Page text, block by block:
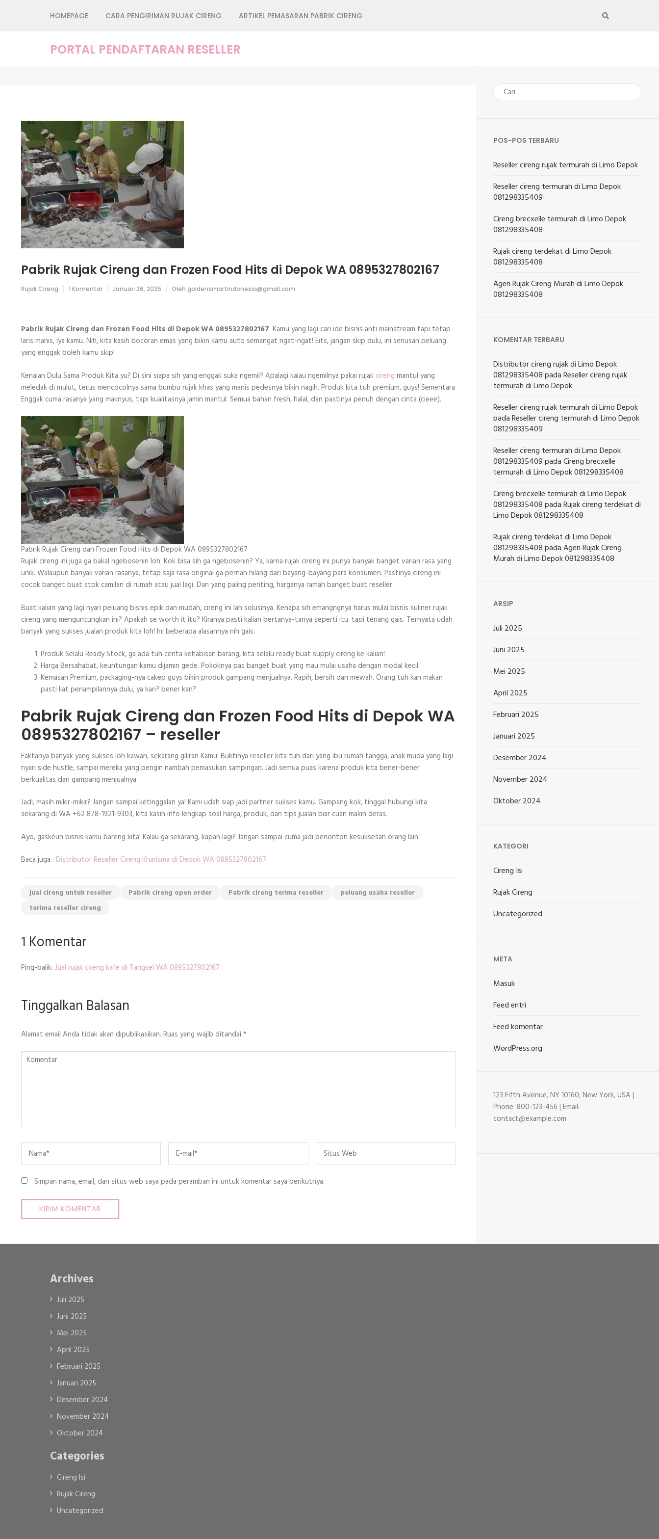
HOMEPAGE CARA PENGIRIMAN RUJAK CIRENG ARTIKEL PEMASARAN PABRIK CIRENG
PORTAL PENDAFTARAN RESELLER
Pabrik Rujak Cireng dan Frozen Food Hits di Depok WA 0895327802167
Rujak Cireng 1 Komentarpada
Frozen
Food
Hits
Depok
Januari 26, 2025 Oleh goldensmartindonesia@gmail.com
Pabrik Rujak Cireng dan Frozen Food Hits di Depok WA 0895327802167. Kamu yang lagi cari ide bisnis anti mainstream tapi tetap
laris manis, iya kamu. Nih, kita kasih bocoran emas yang bikin kamu auto semangat ngat-ngat! Eits, jangan skip dulu, ini seriusan peluang
yang enggak boleh kamu skip!
Kenalan Dulu Sama Produk Kita yu? Di sini siapa sih yang enggak suka ngemil? Apalagi kalau ngemilnya pakai rujak cireng mantul yang
meledak di mulut, terus mencocolnya sama bumbu rujak khas yang manis pedesnya bikin nagih. Produk kita tuh premium, guys! Sementara
Enggak cuma rasanya yang maknyus, tapi kualitasnya jamin mantul. Semua bahan fresh, halal, dan pastinya penuh dengan cinta (cieee).
Pabrik Rujak Cireng dan Frozen Food Hits di Depok WA 0895327802167
Rujak cireng ini juga ga bakal ngebosenin loh. Kok bisa sih ga ngebosenin? Ya, karna rujak cireng ini punya banyak banget varian rasa yang
unik. Walaupun banyak varian rasanya, tetap saja rasa original ga pernah hilang dari bayang-bayang para konsumen. Pastinya cireng ini
cocok banget buat stok camilan di rumah atau jual lagi. Dan yang paling penting, harganya ramah banget buat reseller.
Buat kalian yang lagi nyari peluang bisnis epik dan mudah, cireng ini lah solusinya. Kenapa sih emangngnya harus mulai bisnis kuliner rujak
cireng yang menguntungkan ini? Apakah se worth it itu? Kiranya pasti kalian bertanya-tanya seperti itu. tapi tenang gais. Ternyata udah
banyak yang sukses jualan produk kita loh! Ini beberapa alasannya nih gais:
Produk Selalu Ready Stock, ga ada tuh cerita kehabisan barang, kita selalu ready buat supply cireng ke kalian!
Harga Bersahabat, keuntungan kamu dijamin gede. Pokoknya pas banget buat yang mau mulai usaha dengan modal kecil.
Kemasan Premium, packaging-nya cakep guys bikin produk gampang menjualnya. Rapih, bersih dan mewah. Orang tuh kan makan
pasti liat penampilannya dulu, ya kan? bener kan?
Pabrik Rujak Cireng dan Frozen Food Hits di Depok WA
0895327802167 – reseller
Faktanya banyak yang sukses loh kawan, sekarang giliran Kamu! Buktinya reseller kita tuh dari yang ibu rumah tangga, anak muda yang lagi
nyari side hustle, sampai mereka yang pengin nambah pemasukan sampingan. Jadi semua puas karena produk kita bener-bener
berkualitas dan gampang menjualnya.
Jadi, masih mikir-mikir? Jangan sampai ketinggalan ya! Kami udah siap jadi partner sukses kamu. Gampang kok, tinggal hubungi kita
sekarang di WA +62 878-1921-9303, kita kasih info lengkap soal harga, produk, dan tips jualan biar cuan makin deras.
Ayo, gaskeun bisnis kamu bareng kita! Kalau ga sekarang, kapan lagi? Jangan sampai cuma jadi penonton kesuksesan orang lain.
Baca juga : Distributor Reseller Cireng Kharisma di Depok WA 0895327802167
jual cireng untuk reseller Pabrik cireng open order Pabrik cireng terima reseller
peluang usaha reseller
terima reseller cireng
1 Komentar
Ping-balik: Jual rujak cireng kafe di Tangsel WA 0895327802167
Tinggalkan Balasan
Alamat email Anda tidak akan dipublikasikan. Ruas yang wajib ditandai *
Komentar
Name Email
Situs
Web
Simpan nama, email, dan situs web saya pada peramban ini untuk komentar saya berikutnya.
Cari
untuk:
POS-POS TERBARU
Reseller cireng rujak termurah di Limo Depok
Reseller cireng termurah di Limo Depok
081298335409
Cireng brecxelle termurah di Limo Depok
081298335408
Rujak cireng terdekat di Limo Depok
081298335408
Agen Rujak Cireng Murah di Limo Depok
081298335408
KOMENTAR TERBARU
Distributor cireng rujak di Limo Depok
081298335408padaReseller cireng rujak
termurah di Limo Depok
Reseller cireng rujak termurah di Limo Depok
padaReseller cireng termurah di Limo Depok
081298335409
Reseller cireng termurah di Limo Depok
081298335409padaCireng brecxelle
termurah di Limo Depok 081298335408
Cireng brecxelle termurah di Limo Depok
081298335408padaRujak cireng terdekat di
Limo Depok 081298335408
Rujak cireng terdekat di Limo Depok
081298335408padaAgen Rujak Cireng
Murah di Limo Depok 081298335408
ARSIP
Juli 2025
Juni 2025
Mei 2025
April 2025
Februari 2025
Januari 2025
Desember 2024
November 2024
Oktober 2024
KATEGORI
Cireng Isi
Rujak Cireng
Uncategorized
META
Masuk
Feed entri
Feed komentar
WordPress.org
123 Fifth Avenue, NY 10160, New York, USA |
Phone: 800-123-456 | Email:
contact@example.com
Archives
Juli 2025
Juni 2025
Mei 2025
April 2025
Februari 2025
Januari 2025
Desember 2024
November 2024
Oktober 2024
Categories
Cireng Isi
Rujak Cireng
Uncategorized